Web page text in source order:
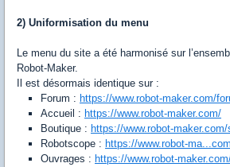
2) Uniformisation du menu
Le menu du site a été harmonisé sur
Robot-Maker.
Il est désormais identique sur :
Forum : https://www.robot-maker.com/
Accueil : https://www.robot-maker.com/
Boutique : https://www.robot-maker.com/
Robotscope : https://www.robot-
Ouvrages : https://www.robot-